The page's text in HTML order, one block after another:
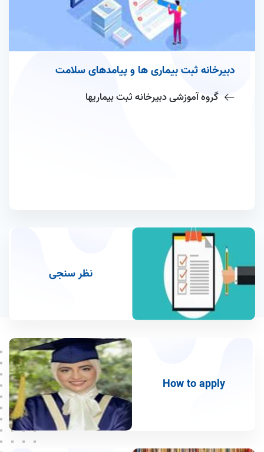
دبیرخانه ثبت بیماری ها و پیامدهای سلامت
گروه آموزشی دبیرخانه ثبت بیماریها
نظر سنجی
How to apply